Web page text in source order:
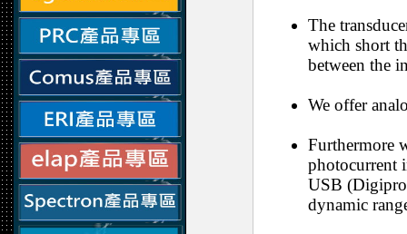
The
which short
between the
We offer
Furthermore
photocurrent
USB
dynamic